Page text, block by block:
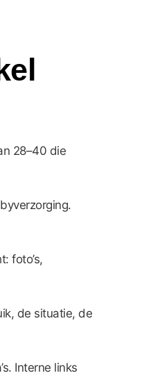
28–40 die
foto’s,
de situatie, de
Interne links